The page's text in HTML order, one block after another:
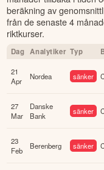
beräkning av
från de senaste 4
riktkurser.
Dag Analytiker Typ
21
Apr
Nordea sänker
27
Mar
Danske
Bank
sänker
23
Feb
Berenberg sänker